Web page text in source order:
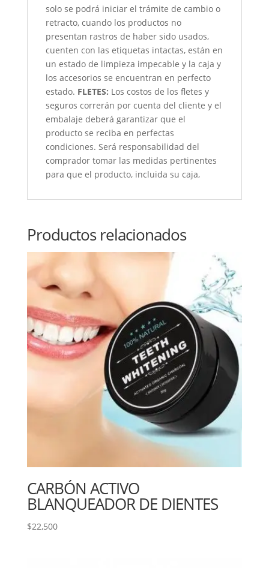
solo se podrá iniciar el trámite de cambio o
retracto, cuando los productos no
presentan rastros de haber sido usados,
cuenten con las etiquetas intactas, están en
un estado de limpieza impecable y la caja y
los accesorios se encuentran en perfecto
estado. FLETES: Los costos de los fletes y
seguros correrán por cuenta del cliente y el
embalaje deberá garantizar que el
producto se reciba en perfectas
condiciones. Será responsabilidad del
comprador tomar las medidas pertinentes
para que el producto, incluida su caja,
Productos relacionados
CARBÓN ACTIVO
BLANQUEADOR DE DIENTES
$22,500